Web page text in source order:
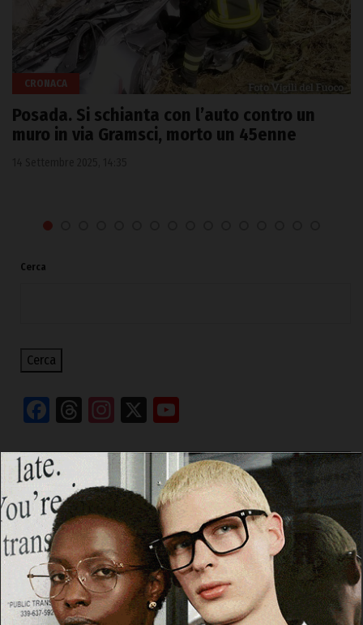
CRONACA
Posada. Si schianta con l’auto contro un
muro in via Gramsci, morto un 45enne
Cerca
Cerca
Facebook
Threads
Instagram
X